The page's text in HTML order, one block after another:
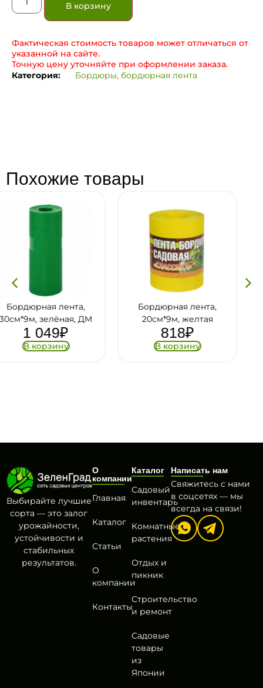
В корзину
Фактическая стоимость товаров может отличаться от
указанной на сайте.
Точную цену уточняйте при оформлении заказа.
Категория:
Бордюры, бордюрная лента
Похожие товары
Бордюрная лента,
20см*9м, желтая
818
В корзину
Бордюрная лента,
15см*9м, коричневый
689
Выбирайте лучшие
сорта — это залог
урожайности,
устойчивости и
стабильных
результатов.
О
компании
Главная
Каталог
Статьи
О
компании
Контакты
Каталог
Садовый
инвентарь
Комнатные
растения
Отдых и
пикник
Строительство
и ремонт
Садовые
товары
из
Японии
Написать нам
Свяжитесь с нами
в соцсетях — мы
всегда на связи!